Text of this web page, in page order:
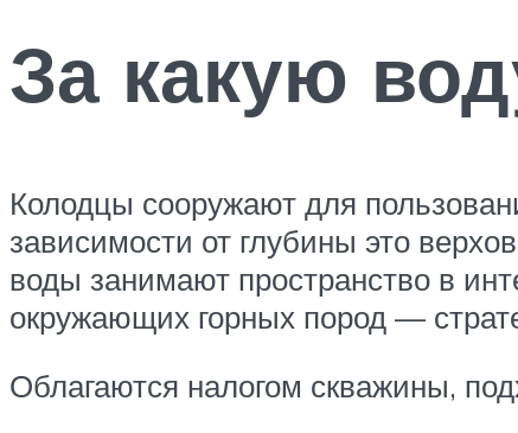
За какую
Колодцы сооружают для
зависимости от глубины это
воды занимают пространство в
окружающих горных пород —
Облагаются налогом скважины,